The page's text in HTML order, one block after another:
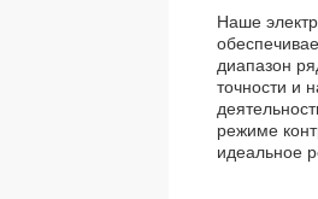
Наше
диапазон
точности и
режиме
идеальное